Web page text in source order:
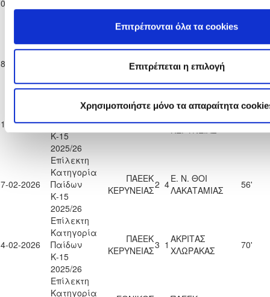
Επιτρέπονται όλα τα cookies
Επιτρέπεται η επιλογή
Χρησιμοποιήστε μόνο τα απαραίτητα
01-2026
ΚΕΡΥΝΕΙΑΣ
ΧΩΡΙΟΥ ΝΗΣΟΥ
01-2026
Κατηγορία
2025/26
ΑΡΑΔΙΠΠΟΥ4 0ΚΕΡΥΝΕΙΑΣ
02-2026
Επίλεκτη
Κατηγορία
Παίδων
Κ-15
2025/26
ΑΣΙΛ ΛΥΣΗΣ0 1ΚΕΡΥΝΕΙΑΣ
90'
02-2026
Επίλεκτη
Κατηγορία
Παίδων
Κ-15
2025/26
ΠΑΕΕΚ
ΚΕΡΥΝΕΙΑΣ2 4Ε. Ν. ΘΟΙ
ΛΑΚΑΤΑΜΙΑΣ
56'
02-2026
Επίλεκτη
Κατηγορία
Παίδων
Κ-15
2025/26
ΠΑΕΕΚ
ΚΕΡΥΝΕΙΑΣ3 1 ΑΚΡΙΤΑΣ
ΧΛΩΡΑΚΑΣ
70'
Επίλεκτη
Κατηγορία